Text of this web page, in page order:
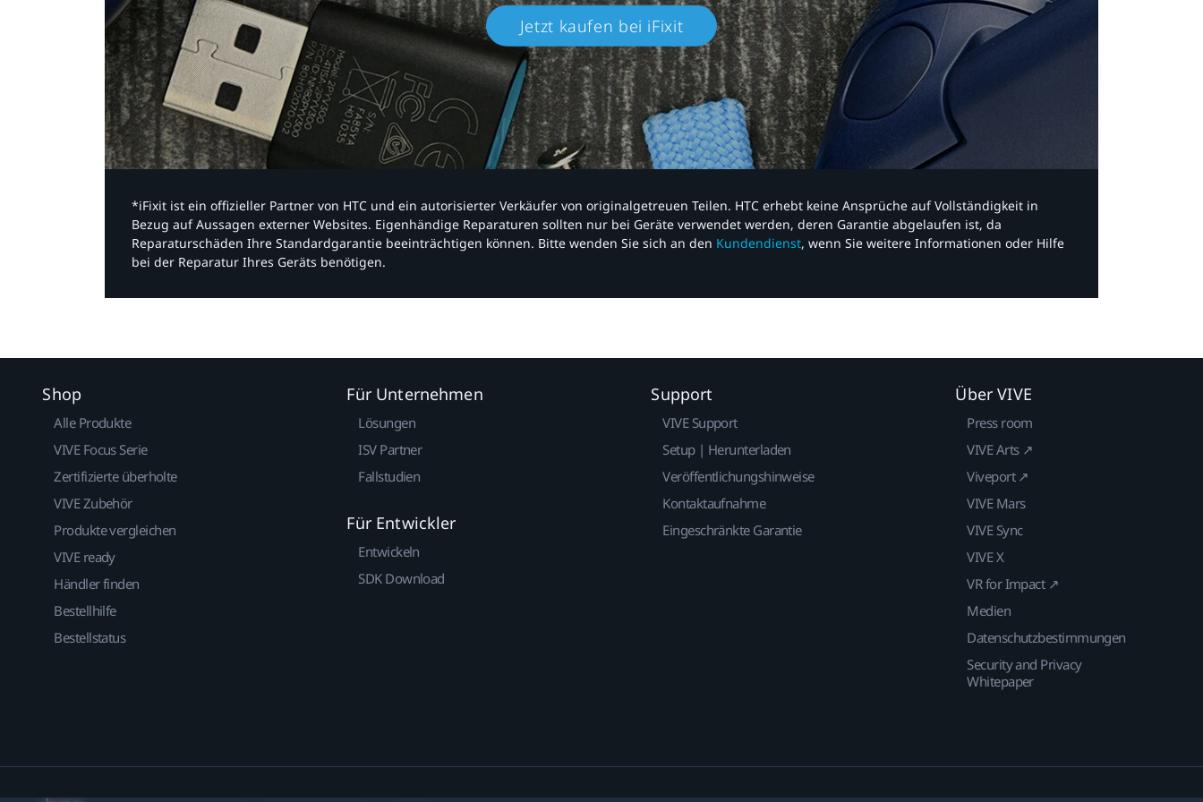
Jetzt kaufen bei iFixit​
*iFixit ist ein offizieller Partner von HTC und ein autorisierter Verkäufer von originalgetreuen Teilen. HTC erhebt keine Ansprüche auf Vollständigkeit in
Bezug auf Aussagen externer Websites. Eigenhändige Reparaturen sollten nur bei Geräte verwendet werden, deren Garantie abgelaufen ist, da
Reparaturschäden Ihre Standardgarantie beeinträchtigen können. Bitte wenden Sie sich an den Kundendienst, wenn Sie weitere Informationen oder Hilfe
bei der Reparatur Ihres Geräts benötigen.​
Shop
Alle Produkte
VIVE Focus Serie
Zertifizierte überholte
VIVE Zubehör
Produkte vergleichen
VIVE ready
Händler finden
Bestellhilfe
Bestellstatus
Für Unternehmen
Lösungen
ISV Partner
Fallstudien
Für Entwickler
Entwickeln
SDK Download
Support
VIVE Support
Setup | Herunterladen
Veröffentlichungshinweise
Kontaktaufnahme
Eingeschränkte Garantie
Über VIVE
Press room
VIVE Arts ↗
Viveport ↗
VIVE Mars
VIVE Sync
VIVE X
VR for Impact ↗
Medien
Datenschutzbestimmungen
Security and Privacy
Whitepaper